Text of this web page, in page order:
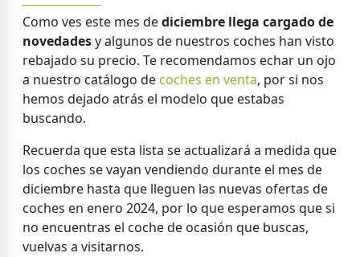
Como ves este mes dediciembre llega cargado de
novedadesy algunos de nuestros coches han visto
rebajado su precio. Te recomendamos echar un ojo
a nuestro catálogo de coches en venta, por si nos
hemos dejado atrás el modelo que estabas
buscando.
Recuerda que esta lista se actualizará a medida que
los coches se vayan vendiendo durante el mes de
diciembre hasta que lleguen las nuevas ofertas de
coches en enero 2024, por lo que esperamos que si
no encuentras el coche de ocasión que buscas,
vuelvas a visitarnos.